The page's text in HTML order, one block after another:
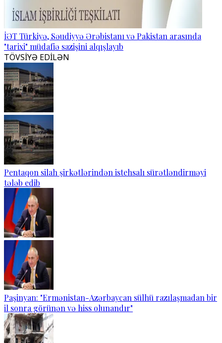
İƏT Türkiyə, Səudiyyə Ərəbistanı və Pakistan arasında
"tarixi" müdafiə sazişini alqışlayıb
TÖVSİYƏ EDİLƏN
Pentaqon silah şirkətlərindən istehsalı sürətləndirməyi
tələb edib
Paşinyan: "Ermənistan-Azərbaycan sülhü razılaşmadan bir
il sonra görünən və hiss olunandır"